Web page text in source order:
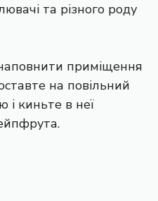
та різного роду
приміщення
на повільний
і киньте в неї